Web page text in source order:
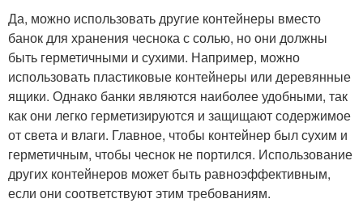
Да, можно использовать другие контейнеры вместо
банок для хранения чеснока с солью, но они должны
быть герметичными и сухими. Например, можно
использовать пластиковые контейнеры или деревянные
ящики. Однако банки являются наиболее удобными, так
как они легко герметизируются и защищают содержимое
от света и влаги. Главное, чтобы контейнер был сухим и
герметичным, чтобы чеснок не портился. Использование
других контейнеров может быть равноэффективным,
если они соответствуют этим требованиям.